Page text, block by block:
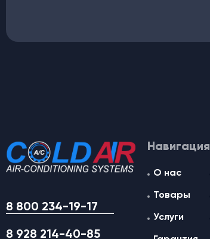
8 800 234-19-17
8 928 214-40-85
Навигация
О нас
Товары
Услуги